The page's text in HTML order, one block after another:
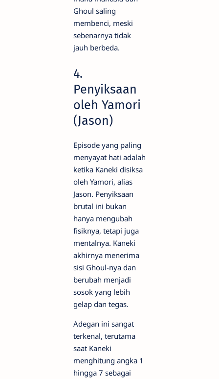
Ghoul saling
membenci, meski
sebenarnya tidak
jauh berbeda.
4.
Penyiksaan
oleh Yamori
(Jason)
Episode yang paling
menyayat hati adalah
ketika Kaneki disiksa
oleh Yamori, alias
Jason. Penyiksaan
brutal ini bukan
hanya mengubah
fisiknya, tetapi juga
mentalnya. Kaneki
akhirnya menerima
sisi Ghoul-nya dan
berubah menjadi
sosok yang lebih
gelap dan tegas.
Adegan ini sangat
terkenal, terutama
saat Kaneki
menghitung angka 1
hingga 7 sebagai